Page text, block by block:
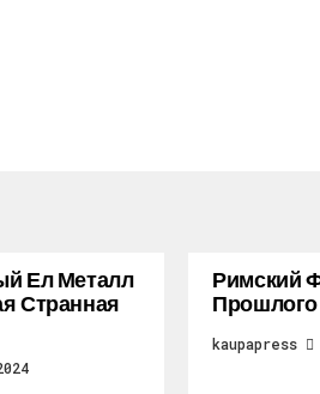
Ел Металл
Странная
Римский
kaupapress